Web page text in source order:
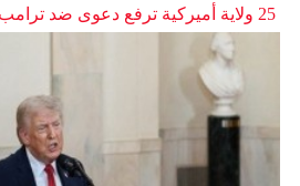
25 ولاية أميركية ترفع دعوى ضد ترامب بسبب الرسوم الجمركية